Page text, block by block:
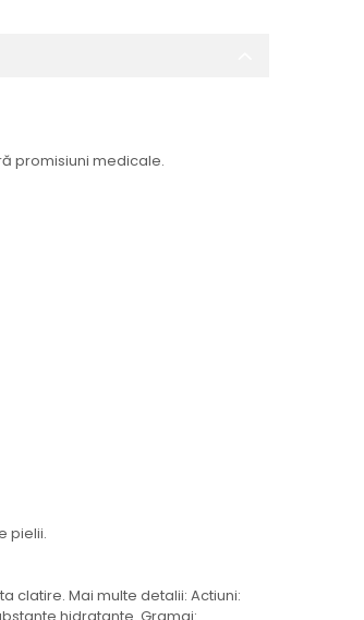
promisiuni medicale.
pielii.
clatire. Mai multe detalii: Actiuni: